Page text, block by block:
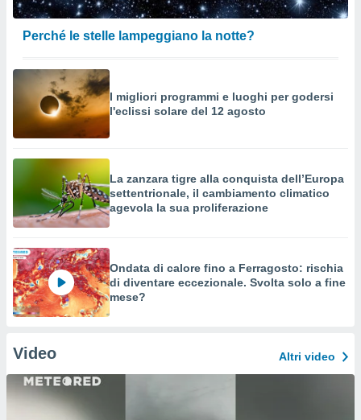
Perché le stelle lampeggiano la notte?
I migliori programmi e luoghi per godersi
l'eclissi solare del 12 agosto
La zanzara tigre alla conquista dell’Europa
settentrionale, il cambiamento climatico
agevola la sua proliferazione
Ondata di calore fino a Ferragosto: rischia
di diventare eccezionale. Svolta solo a fine
mese?
Video Altri video